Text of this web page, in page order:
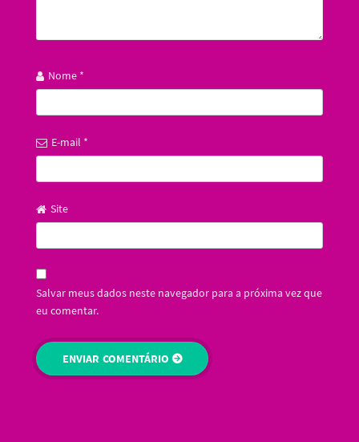
Nome *
E-mail *
Site
Salvar meus dados neste navegador para a próxima vez que
eu comentar.